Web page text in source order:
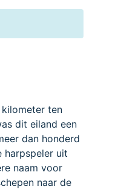
kilometer ten
dit eiland een
dan honderd
harpspeler uit
naam voor
naar de